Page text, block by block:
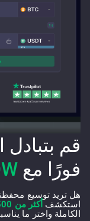
قم
فورًا مع Change
هل تريد توسيع
استكشف أكثر من 1500 عملة مشفرة
الكاملة واختر ما